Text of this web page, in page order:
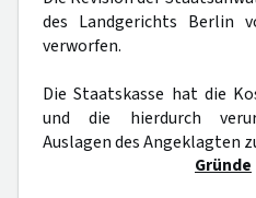
des Landgerichts Berlin
verworfen.
Die Staatskasse hat die
und die hierdurch
Auslagen des Angeklagten
Gründe